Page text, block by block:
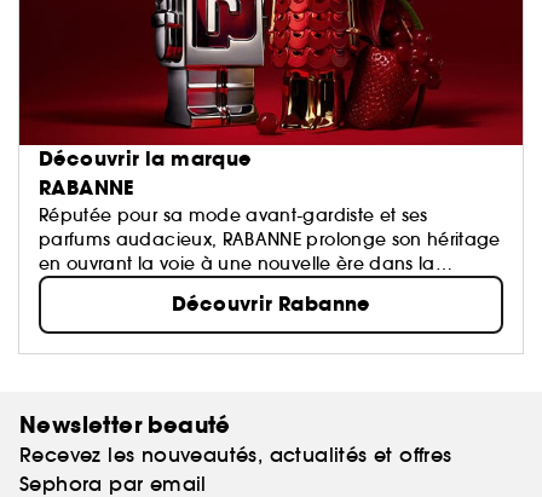
Découvrir la marque
RABANNE
Réputée pour sa mode avant-gardiste et ses
parfums audacieux, RABANNE prolonge son héritage
en ouvrant la voie à une nouvelle ère dans la
beauté.
Découvrir Rabanne
Newsletter beauté
Recevez les nouveautés, actualités et offres
Sephora par email